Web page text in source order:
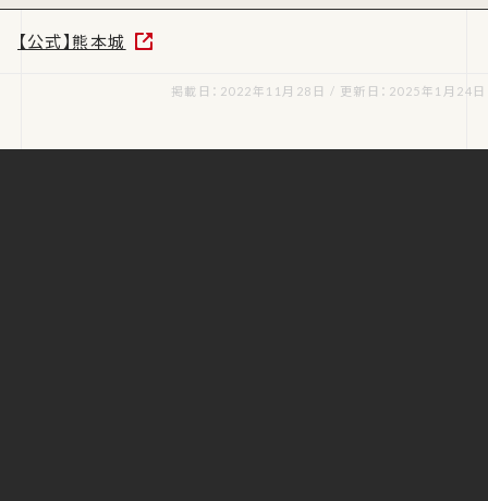
【公式】熊本城
掲載日：2022年11月28日 / 更新日：2025年1月24日